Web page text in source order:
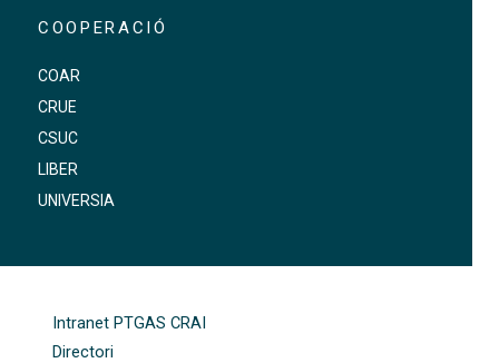
COOPERACIÓ
COAR
CRUE
CSUC
LIBER
UNIVERSIA
Intranet PTGAS CRAI
Directori